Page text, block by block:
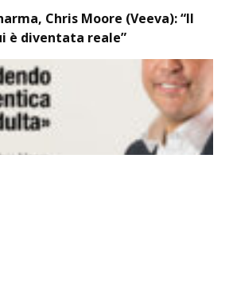
Chris Moore (Veeva): “Il
è diventata reale”